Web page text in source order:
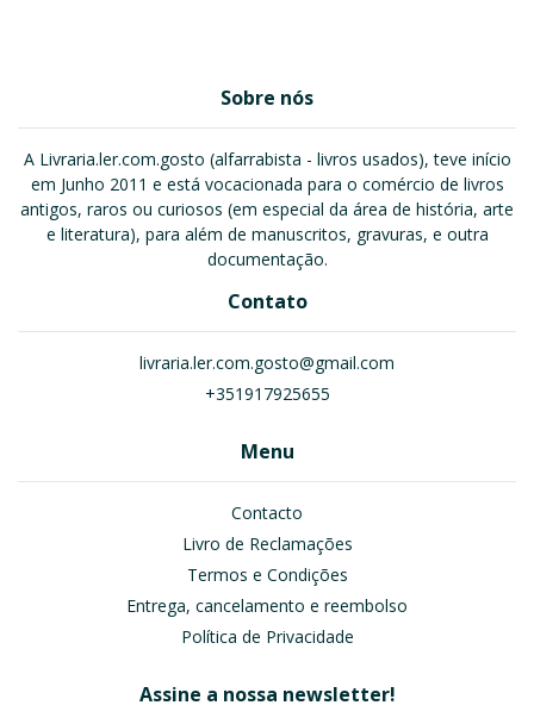
Sobre nós
A Livraria.ler.com.gosto (alfarrabista - livros usados), teve início
em Junho 2011 e está vocacionada para o comércio de livros
antigos, raros ou curiosos (em especial da área de história, arte
e literatura), para além de manuscritos, gravuras, e outra
documentação.
Contato
livraria.ler.com.gosto@gmail.com
+351917925655
Menu
Contacto
Livro de Reclamações
Termos e Condições
Entrega, cancelamento e reembolso
Política de Privacidade
Assine a nossa newsletter!